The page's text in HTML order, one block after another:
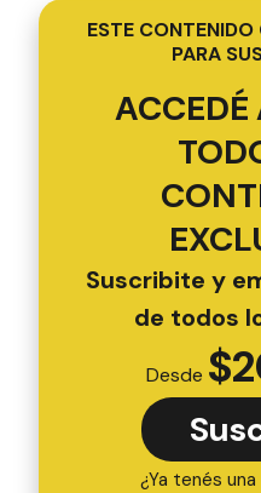
ESTE
PARA
ACCEDÉ
Suscribite y
de todos
Desde $
¿Ya tenés